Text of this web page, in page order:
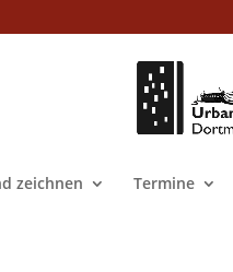
zeichnen Termine